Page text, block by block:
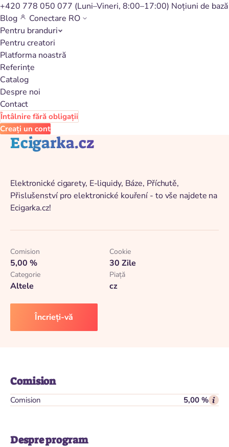
+420 778 050 077 (Luni–Vineri, 8:00–17:00) Noțiuni de bază
Blog
Conectare RO
Pentru branduri
Pentru creatori
Platforma noastră
Referințe
Catalog
Despre noi
Contact
Întâlnire fără obligații
Creați un cont
Înapoi la catalog
Ecigarka.cz
Elektronické cigarety, E-liquidy, Báze, Příchutě,
Přislušenství pro elektronické kouření - to vše najdete na
Ecigarka.cz!
Comision
5,00 %
Cookie
30 Zile
Categorie
Altele
Piaţă
cz
Încrieți-vă
Comision
Comision 5,00 %
Despre program